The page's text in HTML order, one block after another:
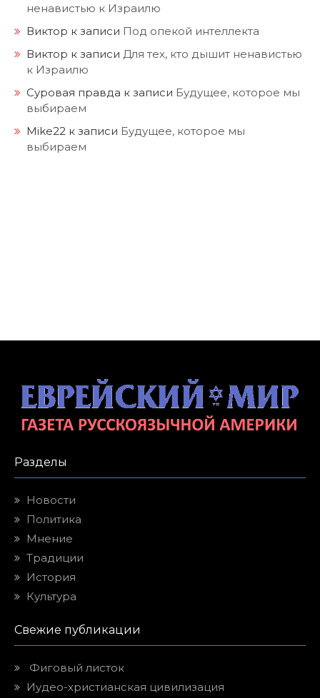
ненавистью к Израилю
Виктор к записи Под опекой интеллекта
Виктор к записи Для тех, кто дышит ненавистью
к Израилю
Суровая правда к записи Будущее, которое мы
выбираем
Mike22 к записи Будущее, которое мы
выбираем
Разделы
Новости
Политика
Мнение
Традиции
История
Культура
Свежие публикации
Фиговый листок
Иудео-христианская цивилизация